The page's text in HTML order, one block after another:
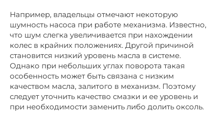
Например, владельцы отмечают некоторую
шумность насоса при работе механизма. Известно,
что шум слегка увеличивается при нахождении
колес в крайних положениях. Другой причиной
становится низкий уровень масла в системе.
Однако при небольших углах поворота такая
особенность может быть связана с низким
качеством масла, залитого в механизм. Поэтому
следует уточнить качество смазки и ее уровень и
при необходимости заменить либо долить оксоль.